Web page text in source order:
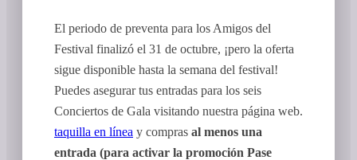
El periodo de preventa para los Amigos del
Festival finalizó el 31 de octubre, ¡pero la oferta
sigue disponible hasta la semana del festival!
Puedes asegurar tus entradas para los seis
Conciertos de Gala visitando nuestra página web.
taquilla en línea y compras al menos una
entrada (para activar la promoción Pase